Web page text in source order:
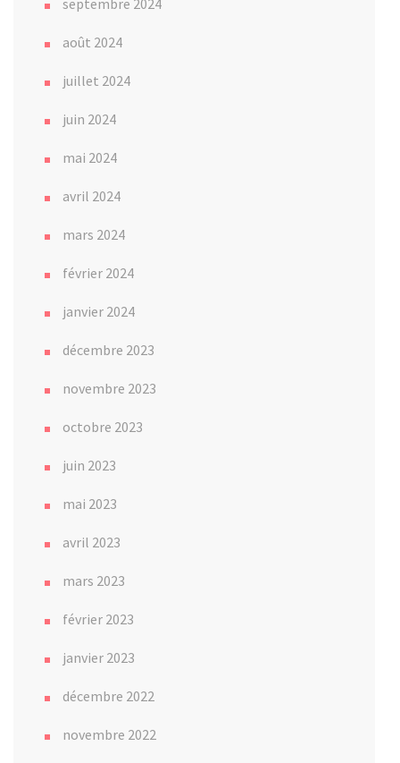
septembre 2024
août 2024
juillet 2024
juin 2024
mai 2024
avril 2024
mars 2024
février 2024
janvier 2024
décembre 2023
novembre 2023
octobre 2023
juin 2023
mai 2023
avril 2023
mars 2023
février 2023
janvier 2023
décembre 2022
novembre 2022